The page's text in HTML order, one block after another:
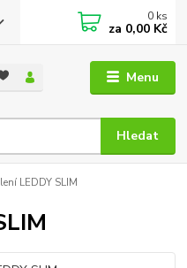
Menu
Hledat
0 ks
za 0,00 Kč
LEDDY SLIM